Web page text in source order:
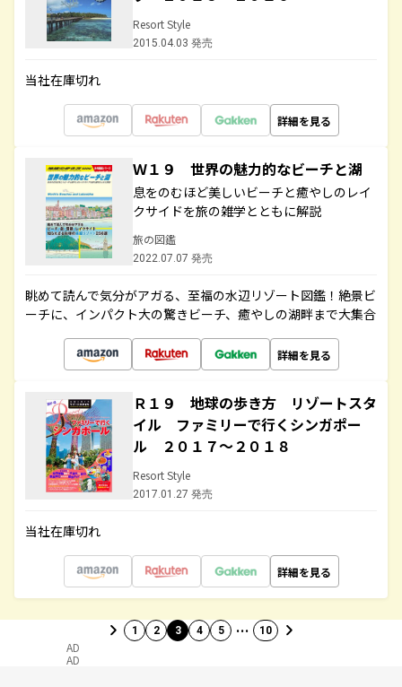
Resort Style
2015.04.03 発売
当社在庫切れ
詳細を見る
Ｗ１９ 世界の魅力的なビーチと湖
息をのむほど美しいビーチと癒やしのレイ
クサイドを旅の雑学とともに解説
旅の図鑑
2022.07.07 発売
眺めて読んで気分がアガる、至福の水辺リゾート図鑑！絶景ビ
ーチに、インパクト大の驚きビーチ、癒やしの湖畔まで大集合
詳細を見る
Ｒ１９ 地球の歩き方 リゾートスタ
イル ファミリーで行くシンガポー
ル ２０１７～２０１８
Resort Style
2017.01.27 発売
当社在庫切れ
詳細を見る
1 2 3 4 5 … 10
AD
AD